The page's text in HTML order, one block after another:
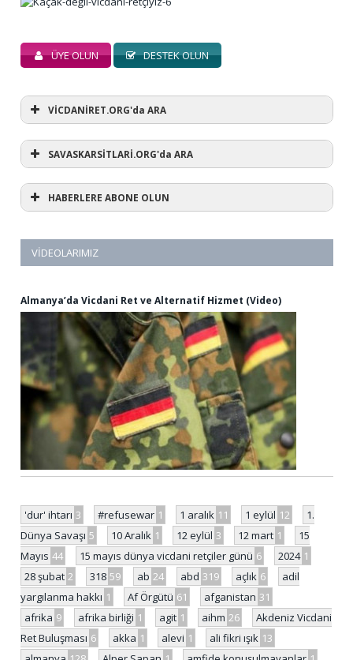
ÜYE OLUN DESTEK OLUN
VİCDANİRET.ORG'da ARA
SAVASKARSİTLARİ.ORG'da ARA
HABERLERE ABONE OLUN
VIDEOLARIMIZ
Almanya’da Vicdani Ret ve Alternatif Hizmet (Video)
'dur' ihtarı 3 #refusewar 1 1 aralık 11 1 eylül 12
1.
Dünya Savaşı 5 10 Aralık 1 12 eylül 3 12 mart 1
15
Mayıs 44 15 mayıs dünya vicdani retçiler günü 6 2024 1
28 şubat 2 318 59 ab 24 abd 319 açlık 6
adil
yargılanma hakkı 1 Af Örgütü 61 afganistan 31
afrika 9 afrika birliği 1 agit 1 aihm 26
Akdeniz Vicdani
Ret Buluşması 6 akka 1 alevi 1 ali fikri ışık 13